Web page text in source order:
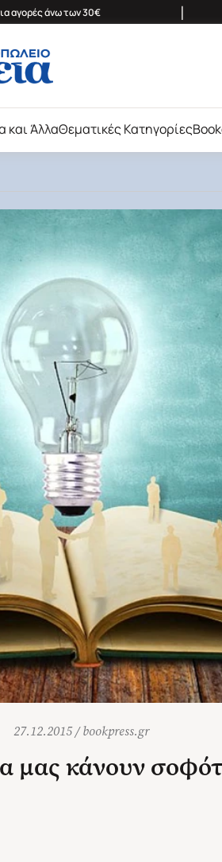
αγορές άνω των 30€ |
και ΆλλαΘεματικές Κατηγορίες
27.12.2015/bookpress.gr
μας κάνουν